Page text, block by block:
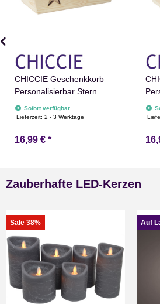
CHICCIE Geschenkkorb
Personalisierbar Stern
Wunschtext 24x13x8cm
Abgerundet Präsentkorb
Holzkiste Weihnachten
Sofort verfügbar
Lieferzeit:2 - 3 Werktage
16,99 € *
Zauberhafte LED-Kerzen
Sale 38% Auf